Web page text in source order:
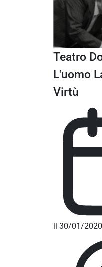
Teatro
L'uomo
Virtù
il 30/01/2020